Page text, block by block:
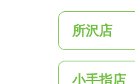
所沢店
小手指店